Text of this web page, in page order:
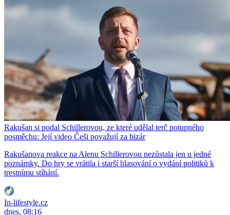
Rakušan si podal Schillerovou, ze které udělal terč potupného
posměchu: Její video Češi považují za bizár
Rakušanova reakce na Alenu Schillerovou nezůstala jen u jedné
poznámky. Do hry se vrátila i starší hlasování o vydání politiků k
trestnímu stíhání.
In-lifestyle.cz
dnes, 08:16